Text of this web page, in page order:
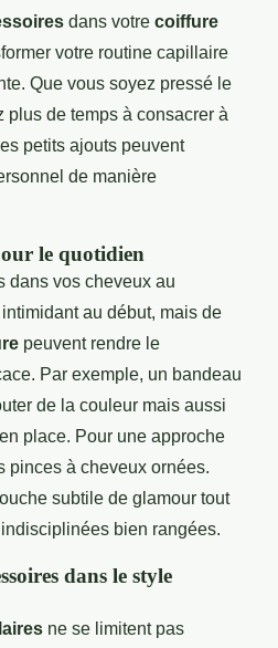
dans votre coiffure
votre routine capillaire
Que vous soyez pressé le
plus de temps à consacrer à
petits ajouts peuvent
de manière
le quotidien
dans vos cheveux au
au début, mais de
peuvent rendre le
Par exemple, un bandeau
de la couleur mais aussi
place. Pour une approche
pinces à cheveux ornées.
subtile de glamour tout
bien rangées.
dans le style
ne se limitent pas